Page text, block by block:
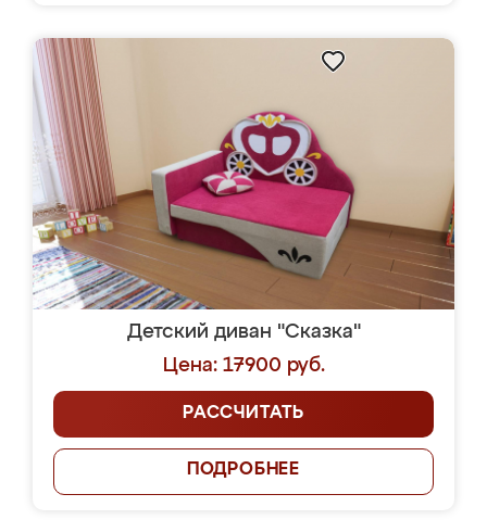
Детский диван "Сказка"
Цена: 17900 руб.
РАССЧИТАТЬ
ПОДРОБНЕЕ